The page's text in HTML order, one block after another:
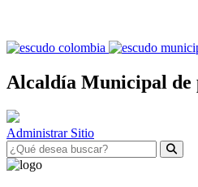
Alcaldía Municipal
Administrar Sitio